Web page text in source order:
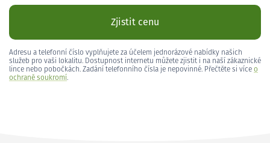
Zjistit cenu
Adresu a telefonní číslo vyplňujete za účelem jednorázové nabídky našich
služeb pro vaši lokalitu. Dostupnost internetu můžete zjistit i na naší zákaznické
lince nebo pobočkách. Zadání telefonního čísla je nepovinné. Přečtěte si více o
ochraně soukromí.